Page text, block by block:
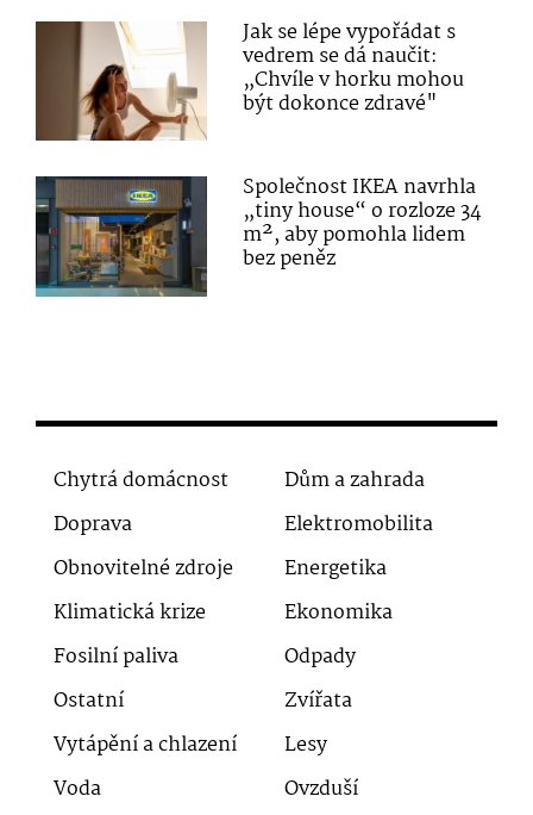
Jak se lépe vypořádat s
vedrem se dá naučit:
„Chvíle v horku mohou
být dokonce zdravé"
Společnost IKEA navrhla
„tiny house“ o rozloze 34
m², aby pomohla lidem
bez peněz
Chytrá domácnost
Dům a zahrada
Doprava
Elektromobilita
Obnovitelné zdroje
Energetika
Klimatická krize
Ekonomika
Fosilní paliva
Odpady
Ostatní
Zvířata
Vytápění a chlazení
Lesy
Voda
Ovzduší